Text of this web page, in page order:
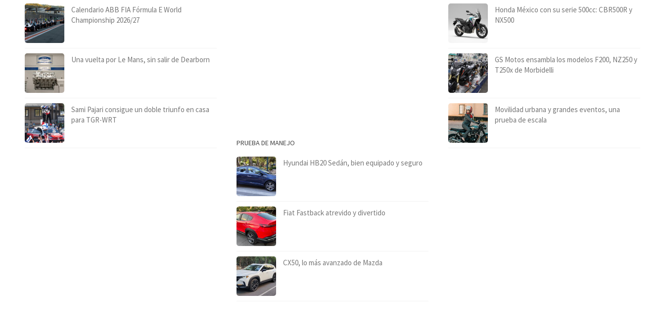
Calendario ABB FIA Fórmula E World
Championship 2026/27
Una vuelta por Le Mans, sin salir de Dearborn
Sami Pajari consigue un doble triunfo en casa
para TGR-WRT
PRUEBA DE MANEJO
Hyundai HB20 Sedán, bien equipado y seguro
Fiat Fastback atrevido y divertido
CX50, lo más avanzado de Mazda
Honda México con su serie 500cc: CBR500R y
NX500
GS Motos ensambla los modelos F200, NZ250 y
T250x de Morbidelli
Movilidad urbana y grandes eventos, una
prueba de escala